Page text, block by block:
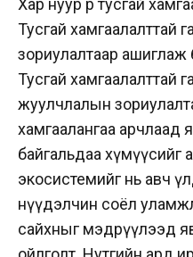
Хар нуур өөрөө тусгай
Тусгай хамгаалалттай
зориулалтаар ашиглаж
Тусгай хамгаалалттай
жуулчлалын
хамгаалангаа арчлаад
байгальдаа хүмүүсийг
экосистемийг нь авч
нүүдэлчин соёл
сайхныг мэдрүүлээд